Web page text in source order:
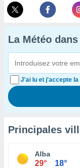
La Météo
J'ai lu et j'accepte
Principales
Alba
29° 18°